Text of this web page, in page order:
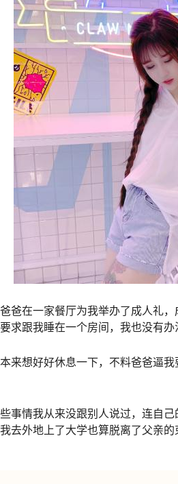
爸在一家餐厅为我举办了成人礼
求跟我睡在一个房间，我也没有办
来想好好休息一下，不料爸爸逼
事情我从来没跟别人说过，连自
去外地上了大学也算脱离了父亲